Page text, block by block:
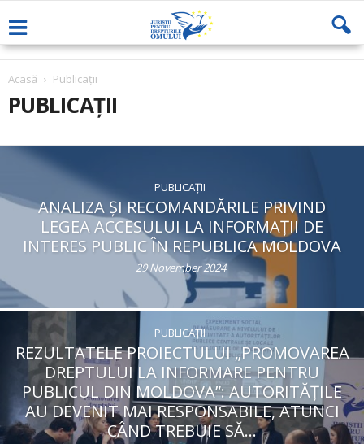
Acasă Publicaţii
PUBLICAŢII
PUBLICAŢII
ANALIZA ȘI RECOMANDĂRILE PRIVIND
LEGEA ACCESULUI LA INFORMAȚII DE
INTERES PUBLIC ÎN REPUBLICA MOLDOVA
29 November 2024
PUBLICAŢII
REZULTATELE PROIECTULUI „PROMOVAREA
DREPTULUI LA INFORMARE PENTRU
PUBLICUL DIN MOLDOVA”: AUTORITĂȚILE
AU DEVENIT MAI RESPONSABILE, ATUNCI
CÂND TREBUIE SĂ...